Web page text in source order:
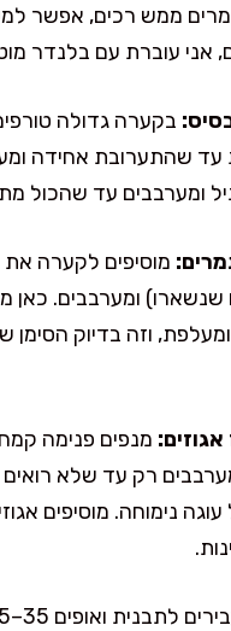
ממש רכים, אפשר
אני עוברת עם בלנדר
בקערה גדולה
דקות עד שהתערובת אחידה
ומערבבים עד שהכול
מוסיפים לקערה
שנשארו) ומערבבים. כאן
וזה בדיוק
מנפים פנימה
רק עד שלא
נימוחה. מוסיפים